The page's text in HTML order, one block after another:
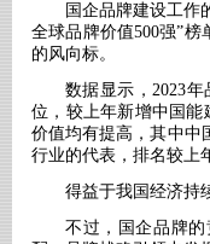
国企品牌建设工作
全球品牌价值500强”榜
的风向标。
数据显示，2023
位，较上年新增中国
价值均有提高，其中中
行业的代表，排名较上
得益于我国经济持
不过，国企品牌